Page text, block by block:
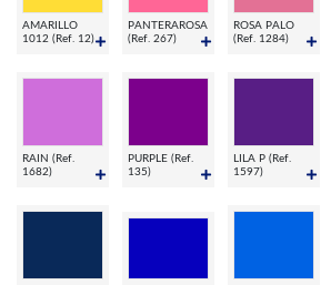
AMARILLO
1012 (Ref. 12)
PANTERAROSA
(Ref. 267)
ROSA PALO
(Ref. 1284)
RAIN (Ref.
1682)
PURPLE (Ref.
135)
LILA P (Ref.
1597)